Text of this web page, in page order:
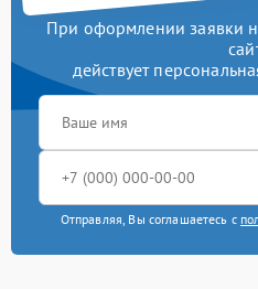
При оформлении заявки
действует
Отправляя, Вы соглашаетесь с